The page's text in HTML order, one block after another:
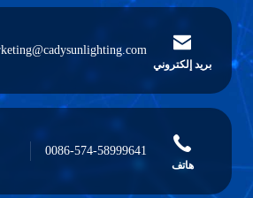
بريد إلكتروني
marketing@cadysunlighting.com
هاتف
0086-574-58999641